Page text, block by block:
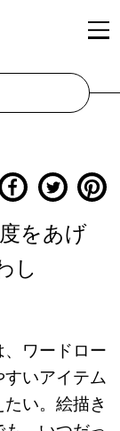
をあげ
し
ワードロー
いアイテム
い。絵描き